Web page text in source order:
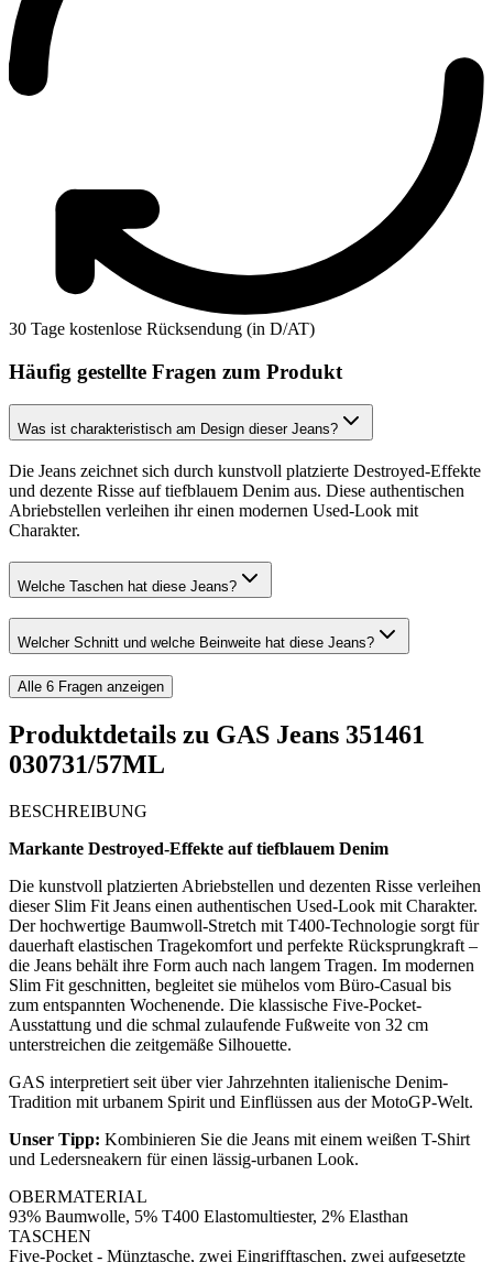
30 Tage kostenlose Rücksendung (in D/AT)
Häufig gestellte Fragen zum Produkt
Was ist charakteristisch am Design dieser Jeans?
Die Jeans zeichnet sich durch kunstvoll platzierte Destroyed-Effekte
und dezente Risse auf tiefblauem Denim aus. Diese authentischen
Abriebstellen verleihen ihr einen modernen Used-Look mit
Charakter.
Welche Taschen hat diese Jeans?
Welcher Schnitt und welche Beinweite hat diese Jeans?
Alle 6 Fragen anzeigen
Produktdetails zu GAS Jeans 351461
030731/57ML
BESCHREIBUNG
Markante Destroyed-Effekte auf tiefblauem Denim
Die kunstvoll platzierten Abriebstellen und dezenten Risse verleihen
dieser Slim Fit Jeans einen authentischen Used-Look mit Charakter.
Der hochwertige Baumwoll-Stretch mit T400-Technologie sorgt für
dauerhaft elastischen Tragekomfort und perfekte Rücksprungkraft –
die Jeans behält ihre Form auch nach langem Tragen. Im modernen
Slim Fit geschnitten, begleitet sie mühelos vom Büro-Casual bis
zum entspannten Wochenende. Die klassische Five-Pocket-
Ausstattung und die schmal zulaufende Fußweite von 32 cm
unterstreichen die zeitgemäße Silhouette.
GAS interpretiert seit über vier Jahrzehnten italienische Denim-
Tradition mit urbanem Spirit und Einflüssen aus der MotoGP-Welt.
Unser Tipp: Kombinieren Sie die Jeans mit einem weißen T-Shirt
und Ledersneakern für einen lässig-urbanen Look.
OBERMATERIAL
93% Baumwolle, 5% T400 Elastomultiester, 2% Elasthan
TASCHEN
Five-Pocket - Münztasche, zwei Eingrifftaschen, zwei aufgesetzte